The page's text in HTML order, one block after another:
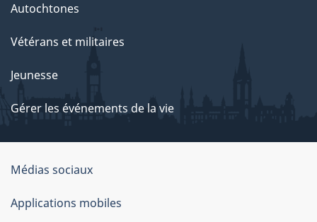
Autochtones
Vétérans et militaires
Jeunesse
Gérer les événements de la vie
Organisation
du
gouvernement
Médias sociaux
Applications mobiles